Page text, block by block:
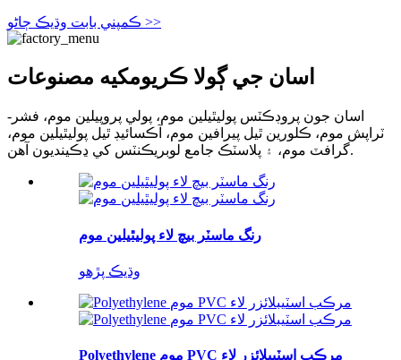
ڪمپني بابت وڌيڪ ڄاڻو >>
اسان جي ڳولا ڪريومکيه مصنوعات
اسان جون پروڊڪٽس پوليٿيلين موم، پولي پروپيلين موم، فشر-
ٽراپش موم، ڪلورين ٿيل پيرافين موم، آڪسائيڊ ٿيل پوليٿيلين موم،
گرافٽ موم، ۽ پلاسٽڪ جامع لوبريڪنٽس کي ڍڪينديون آهن.
رنگ ماسٽر بيچ لاء پوليٿيلين موم
وڌيڪ پڙهو
Polyethylene موم PVC مرڪب اسٽيبلائزر لاء